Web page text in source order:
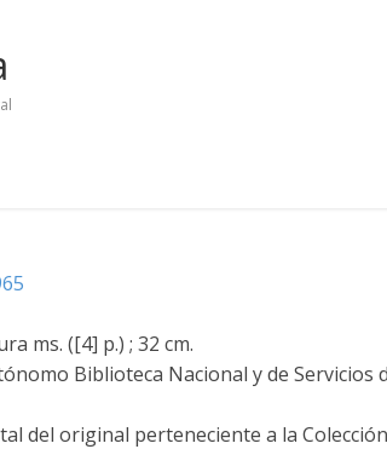
ms. ([4] p.) ; 32 cm.
Biblioteca Nacional y de Servicios
del original perteneciente a la